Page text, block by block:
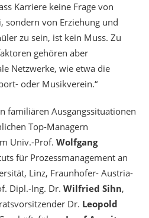
Karriere keine Frage von
sondern von Erziehung und
zu sein, ist kein Muss. Zu
gehören aber
Netzwerke, wie etwa die
oder Musikverein.“
familiären Ausgangssituationen
Top-Managern
Univ.-Prof. Wolfgang
für Prozessmanagement an
Linz, Fraunhofer- Austria-
Dipl.-Ing. Dr. Wilfried Sihn,
Dr. Leopold